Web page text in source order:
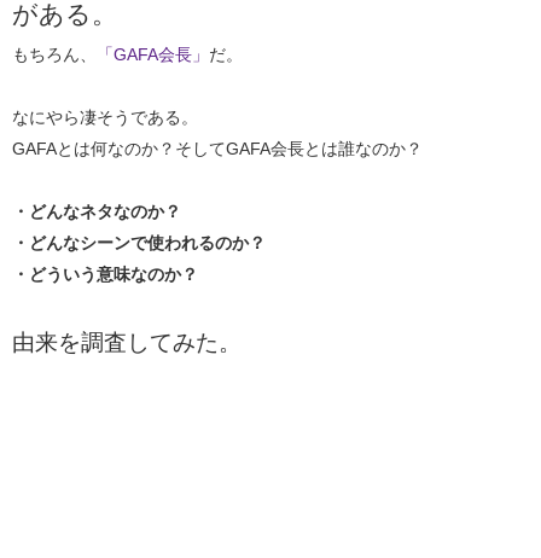
がある。
もちろん、 「GAFA会長」 だ。
なにやら凄そうである。
GAFAとは何なのか？そしてGAFA会長とは誰なのか？
・どんなネタなのか？
・どんなシーンで使われるのか？
・どういう意味なのか？
由来を調査してみた。